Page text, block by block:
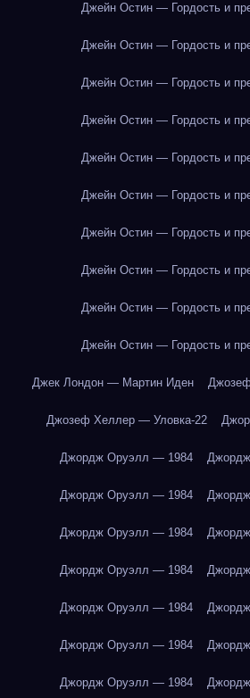
Джейн Остин — Гордость и
Джейн Остин — Гордость и
Джейн Остин — Гордость и
Джейн Остин — Гордость и
Джейн Остин — Гордость и
Джейн Остин — Гордость и
Джейн Остин — Гордость и
Джейн Остин — Гордость и
Джейн Остин — Гордость и
Джейн Остин — Гордость и
Джек Лондон — Мартин Иден
Джозеф Хеллер — Уловка-22
Джордж Оруэлл — 1984
Джордж Оруэлл — 1984
Джордж Оруэлл — 1984
Джордж Оруэлл — 1984
Джордж Оруэлл — 1984
Джордж Оруэлл — 1984
Джордж Оруэлл — 1984